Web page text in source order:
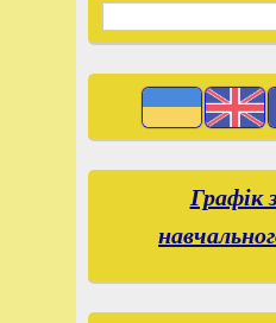
Пошукова
Графік